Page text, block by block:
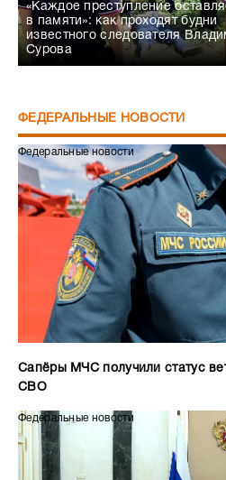
«Каждое преступление
в памяти»: как проходят будни
известного следователя
Сурова
ФЕДЕРАЛЬНЫЕ НОВОСТИ
Федеральные новости
Сапёры МЧС получили статус
СВО
Федеральные новости